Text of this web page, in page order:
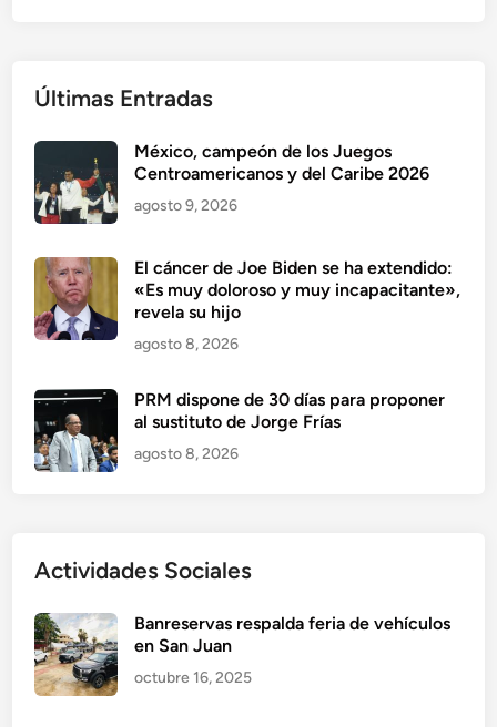
Últimas Entradas
México, campeón de los Juegos
Centroamericanos y del Caribe 2026
agosto 9, 2026
El cáncer de Joe Biden se ha extendido:
«Es muy doloroso y muy incapacitante»,
revela su hijo
agosto 8, 2026
PRM dispone de 30 días para proponer
al sustituto de Jorge Frías
agosto 8, 2026
Actividades Sociales
Banreservas respalda feria de vehículos
en San Juan
octubre 16, 2025